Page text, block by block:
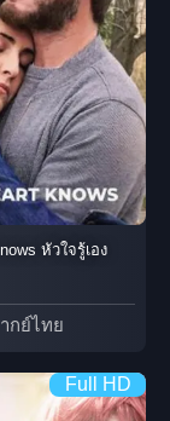
หัวใจรู้เอง
กย์ไทย
Full HD